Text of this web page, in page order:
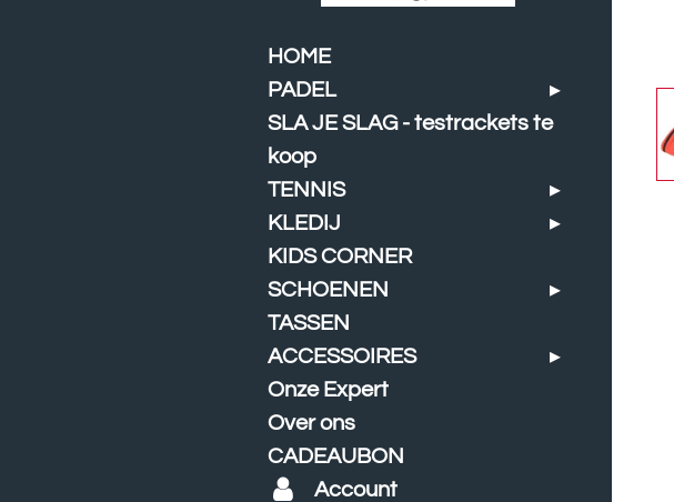
HOME
PADEL
SLA JE SLAG - testrackets te
koop
TENNIS
KLEDIJ
KIDS CORNER
SCHOENEN
TASSEN
ACCESSOIRES
Onze Expert
Over ons
CADEAUBON
Account